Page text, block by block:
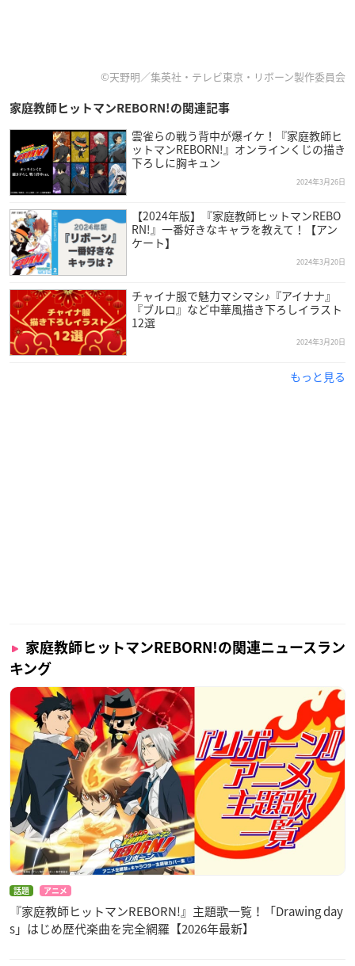
©天野明／集英社・テレビ東京・リボーン製作委員会
家庭教師ヒットマンREBORN!の関連記事
雲雀らの戦う背中が爆イケ！『家庭教師ヒ
ットマンREBORN!』オンラインくじの描き
下ろしに胸キュン
2024年3月26日
【2024年版】『家庭教師ヒットマンREBO
RN!』一番好きなキャラを教えて！【アン
ケート】
2024年3月20日
チャイナ服で魅力マシマシ♪『アイナナ』
『ブルロ』など中華風描き下ろしイラスト
12選
2024年3月20日
もっと見る
家庭教師ヒットマンREBORN!の関連ニュースラン
キング
話題 アニメ
『家庭教師ヒットマンREBORN!』主題歌一覧！「Drawing day
s」はじめ歴代楽曲を完全網羅【2026年最新】